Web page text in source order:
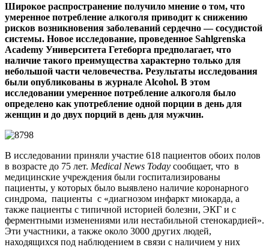
Широкое распространение получило мнение о том, что
умеренное потребление алкоголя приводит к снижению
рисков возникновения заболеваний сердечно — сосудистой
системы. Новое исследование, проведенное Sahlgrenska
Academy Университета Гетеборга предполагает, что
наличие такого преимущества характерно только для
небольшой части человечества. Результаты исследования
были опубликованы в журнале Alcohol. В этом
исследовании умеренное потребление алкоголя было
определено как употребление одной порции в день для
женщин и до двух порций в день для мужчин.
В исследовании приняли участие 618 пациентов обоих полов
в возрасте до 75 лет. Medical News Today сообщает, что в
медицинские учреждения были госпитализированы
пациенты, у которых было выявлено наличие коронарного
синдрома, пациенты с «диагнозом инфаркт миокарда, а
также пациенты с типичной историей болезни, ЭКГ и с
ферментными изменениями или нестабильной стенокардией».
Эти участники, а также около 3000 других людей,
находящихся под наблюдением в связи с наличием у них